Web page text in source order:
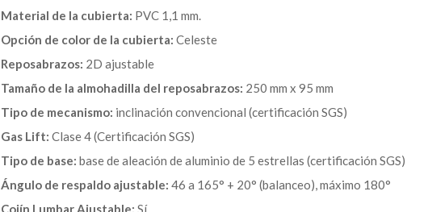
Material de la cubierta: PVC 1,1 mm.
Opción de color de la cubierta: Celeste
Reposabrazos: 2D ajustable
Tamaño de la almohadilla del reposabrazos: 250 mm x 95 mm
Tipo de mecanismo: inclinación convencional (certificación SGS)
Gas Lift: Clase 4 (Certificación SGS)
Tipo de base: base de aleación de aluminio de 5 estrellas (certificación SGS)
Ángulo de respaldo ajustable: 46 a 165° + 20° (balanceo), máximo 180°
Cojín Lumbar Ajustable: Sí